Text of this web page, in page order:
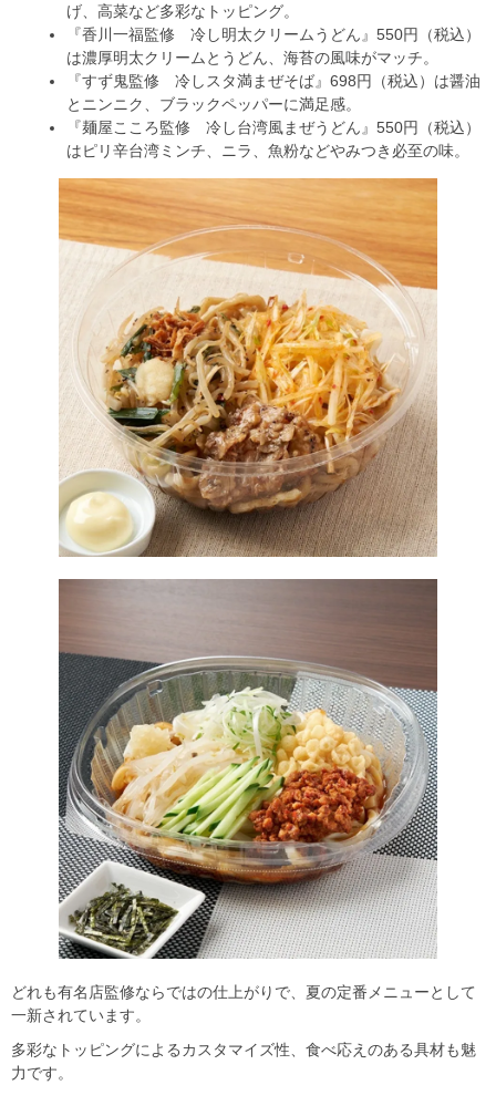
げ、高菜など多彩なトッピング。
『香川一福監修 冷し明太クリームうどん』550円（税込）
は濃厚明太クリームとうどん、海苔の風味がマッチ。
『すず鬼監修 冷しスタ満まぜそば』698円（税込）は醤油
とニンニク、ブラックペッパーに満足感。
『麺屋こころ監修 冷し台湾風まぜうどん』550円（税込）
はピリ辛台湾ミンチ、ニラ、魚粉などやみつき必至の味。
どれも有名店監修ならではの仕上がりで、夏の定番メニューとして
一新されています。
多彩なトッピングによるカスタマイズ性、食べ応えのある具材も魅
力です。